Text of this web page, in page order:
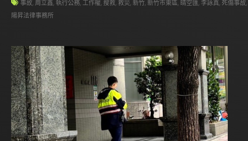
事故, 周立鑫,執行公務,工作權,搜救,救災,新竹,新竹市東區, 晴空匯, 李詠真,死傷事故,
陽昇法律事務所